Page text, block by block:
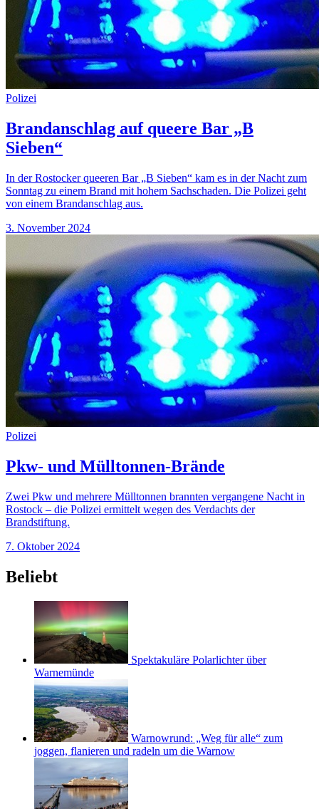
Polizei
Brandanschlag auf queere Bar „B
Sieben“
In der Rostocker queeren Bar „B Sieben“ kam es in der Nacht zum
Sonntag zu einem Brand mit hohem Sachschaden. Die Polizei geht
von einem Brandanschlag aus.
3. November 2024
Polizei
Pkw- und Mülltonnen-Brände
Zwei Pkw und mehrere Mülltonnen brannten vergangene Nacht in
Rostock – die Polizei ermittelt wegen des Verdachts der
Brandstiftung.
7. Oktober 2024
Beliebt
Spektakuläre Polarlichter über
Warnemünde
Warnowrund: „Weg für alle“ zum
joggen, flanieren und radeln um die Warnow